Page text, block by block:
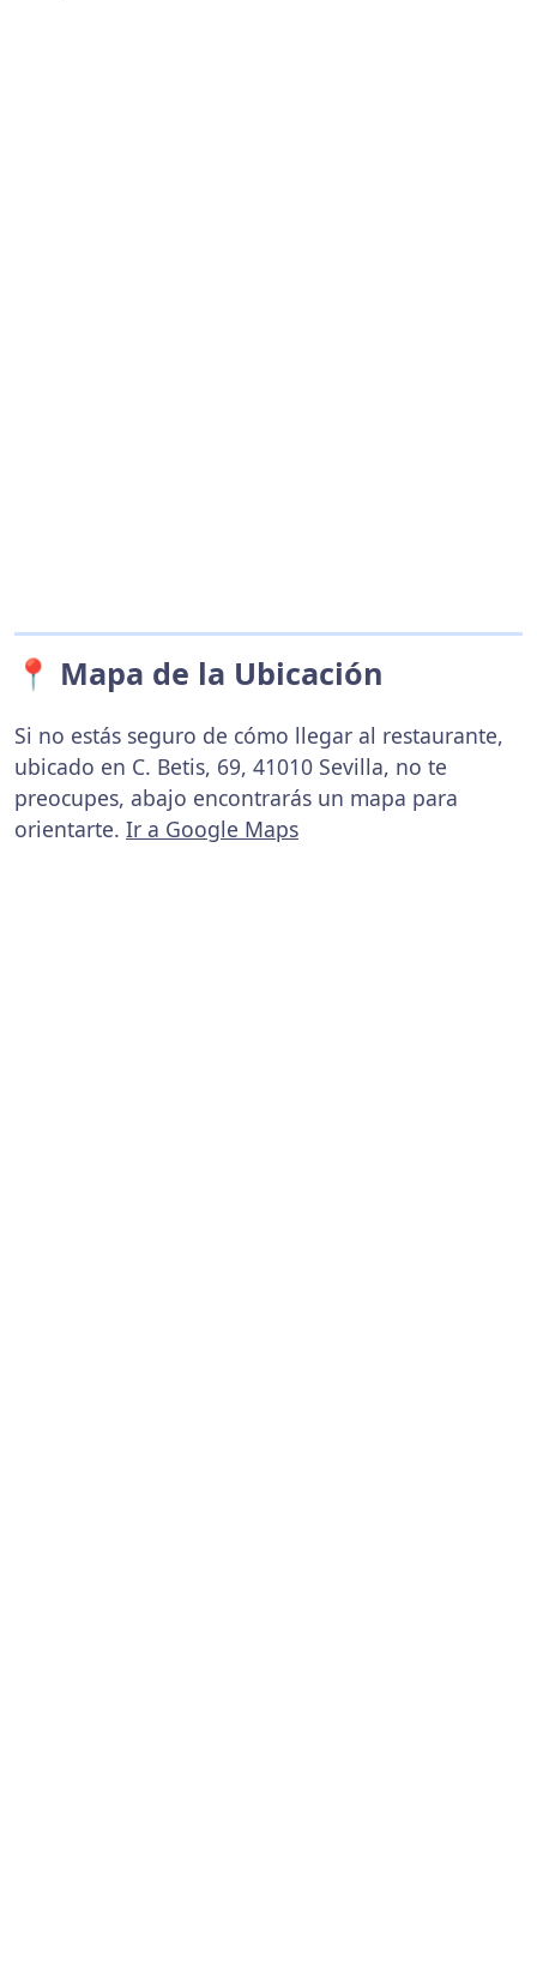
📍 Mapa de la Ubicación
Si no estás seguro de cómo llegar al restaurante,
ubicado en C. Betis, 69, 41010 Sevilla, no te
preocupes, abajo encontrarás un mapa para
orientarte. Ir a Google Maps